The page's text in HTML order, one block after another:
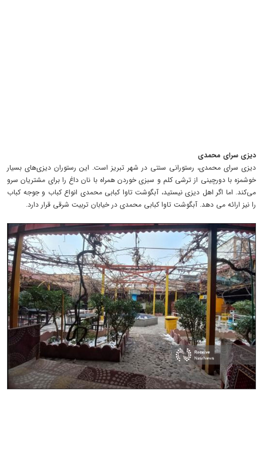
دیزی سرای محمدی
دیزی سرای محمدی، رستورانی سنتی در شهر تبریز است. این رستوران دیزی‌های بسیار
خوشمزه با دورچینی از ترشی کلم و سبزی خوردن همراه با نان داغ را برای مشتریان سرو
می‌کند. اما اگر اهل دیزی نیستید، آبگوشت تاوا کبابی محمدی انواع کباب و جوجه کباب
را نیز ارائه می دهد. آبگوشت تاوا کبابی محمدی در خیابان تربیت شرقی قرار دارد.